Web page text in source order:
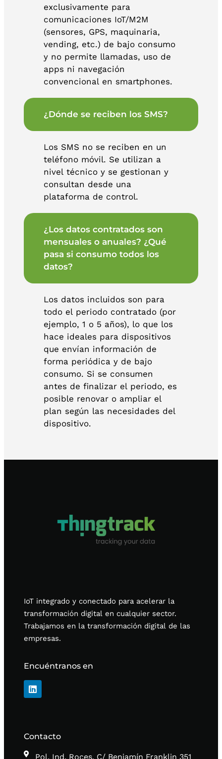
exclusivamente para
comunicaciones IoT/M2M
(sensores, GPS, maquinaria,
vending, etc.) de bajo consumo
y no permite llamadas, uso de
apps ni navegación
convencional en smartphones.
¿Dónde se reciben los SMS?
Los SMS no se reciben en un
teléfono móvil. Se utilizan a
nivel técnico y se gestionan y
consultan desde una
plataforma de control.
¿Los datos contratados son
mensuales o anuales? ¿Qué
pasa si consumo todos los
datos?
Los datos incluidos son para
todo el periodo contratado (por
ejemplo, 1 o 5 años), lo que los
hace ideales para dispositivos
que envían información de
forma periódica y de bajo
consumo. Si se consumen
antes de finalizar el periodo, es
posible renovar o ampliar el
plan según las necesidades del
dispositivo.
IoT integrado y conectado para acelerar la
transformación digital en cualquier sector.
Trabajamos en la transformación digital de las
empresas.
Encuéntranos en
Contacto
Pol. Ind. Roces, C/ Benjamín Franklin 351